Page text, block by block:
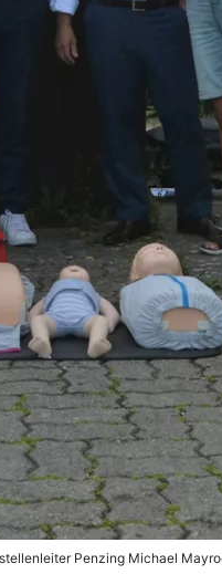
Penzing Michael